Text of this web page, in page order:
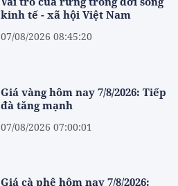
kinh tế - xã hội Việt Nam
07/08/2026 08:45:20
Giá vàng hôm nay 7/8/2026: Tiếp
đà tăng mạnh
07/08/2026 07:00:01
Giá cà phê hôm nay 7/8/2026: